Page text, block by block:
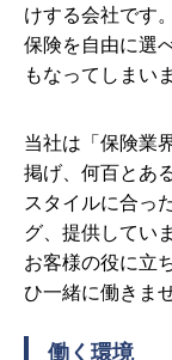
けする会社です。
保険を自由に選
もなってしまい
当社は「保険業
掲げ、何百とあ
スタイルに合っ
グ、提供してい
お客様の役に立
ひ一緒に働きま
働く環境